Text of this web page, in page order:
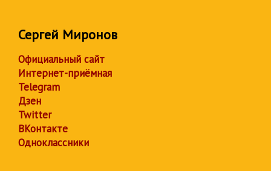
Сергей Миронов
Официальный сайт
Интернет-приёмная
Telegram
Дзен
Twitter
ВКонтакте
Одноклассники